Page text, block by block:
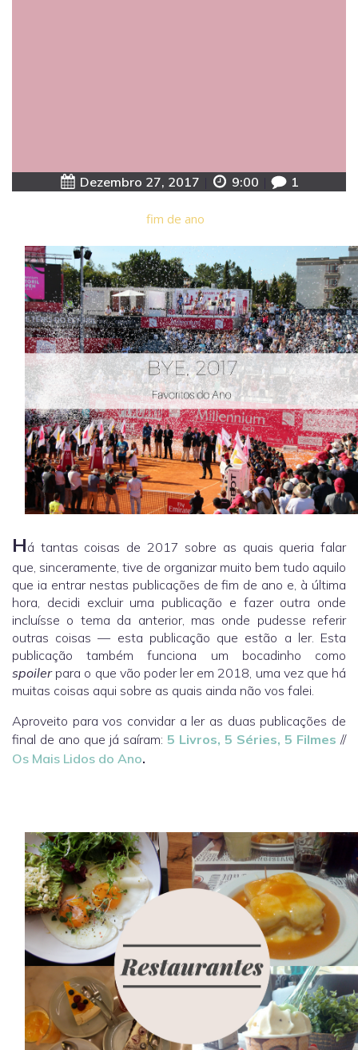
Dezembro 27, 2017 9:00 1
fim de ano
Há tantas coisas de 2017 sobre as quais queria falar
que, sinceramente, tive de organizar muito bem tudo aquilo
que ia entrar nestas publicações de fim de ano e, à última
hora, decidi excluir uma publicação e fazer outra onde
incluísse o tema da anterior, mas onde pudesse referir
outras coisas — esta publicação que estão a ler. Esta
publicação também funciona um bocadinho como
spoilerpara o que vão poder ler em 2018, uma vez que há
muitas coisas aqui sobre as quais ainda não vos falei.
Aproveito para vos convidar a ler as duas publicações de
final de ano que já saíram: 5 Livros, 5 Séries, 5 Filmes //
Os Mais Lidos do Ano.